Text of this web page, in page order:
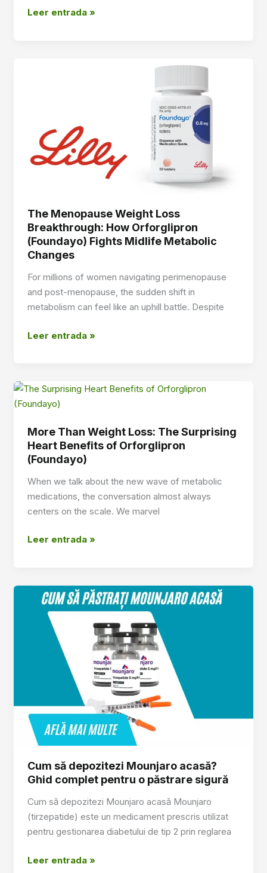
The
Compounded
Oral
Leer entrada »
The Menopause Weight Loss
Breakthrough: How Orforglipron
(Foundayo) Fights Midlife Metabolic
Changes
For millions of women navigating perimenopause
and post-menopause, the sudden shift in
metabolism can feel like an uphill battle. Despite
The
Breakthrough:
How
(Foundayo)
Fights
Metabolic
Changes
Leer entrada »
More Than Weight Loss: The Surprising
Heart Benefits of Orforglipron
(Foundayo)
When we talk about the new wave of metabolic
medications, the conversation almost always
centers on the scale. We marvel
More
Loss:
The
Surprising
Heart
Benefits
Orforglipron
(Foundayo)
Leer entrada »
Cum să depozitezi Mounjaro acasă?
Ghid complet pentru o păstrare sigură
Cum să depozitezi Mounjaro acasă Mounjaro
(tirzepatide) este un medicament prescris utilizat
pentru gestionarea diabetului de tip 2 prin reglarea
Cum
Leer entrada »